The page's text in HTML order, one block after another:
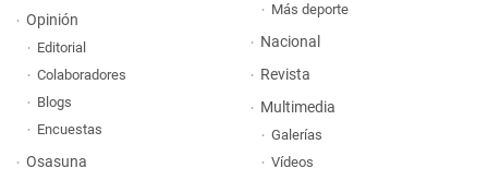
Opinión
Editorial
Colaboradores
Blogs
Encuestas
Osasuna
Más deporte
Nacional
Revista
Multimedia
Galerías
Vídeos